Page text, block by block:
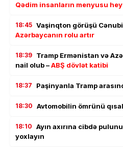
Qədim insanların menyusu
18:45 Vaşinqton görüşü
Azərbaycanın rolu artır
18:39 Tramp Ermənistan və
nail olub –ABŞ dövlət katibi
18:37 Paşinyanla Tramp
18:30 Avtomobilin ömrünü
18:10 Ayın axırına cibdə
yoxlayın